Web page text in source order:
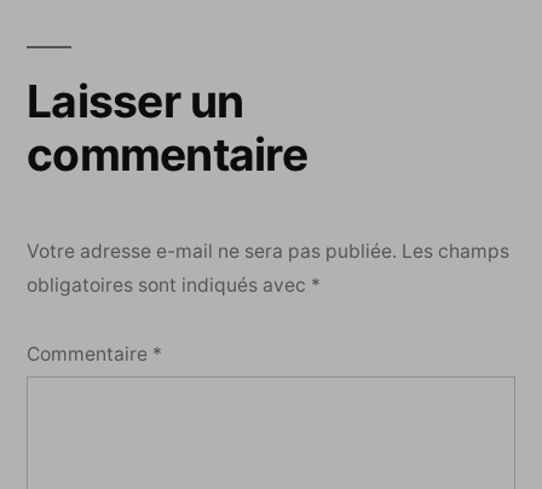
Laisser un
commentaire
Votre adresse e-mail ne sera pas publiée. Les champs
obligatoires sont indiqués avec *
Commentaire *